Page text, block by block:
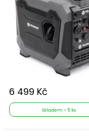
6 499 Kč
Skladem > 5 ks